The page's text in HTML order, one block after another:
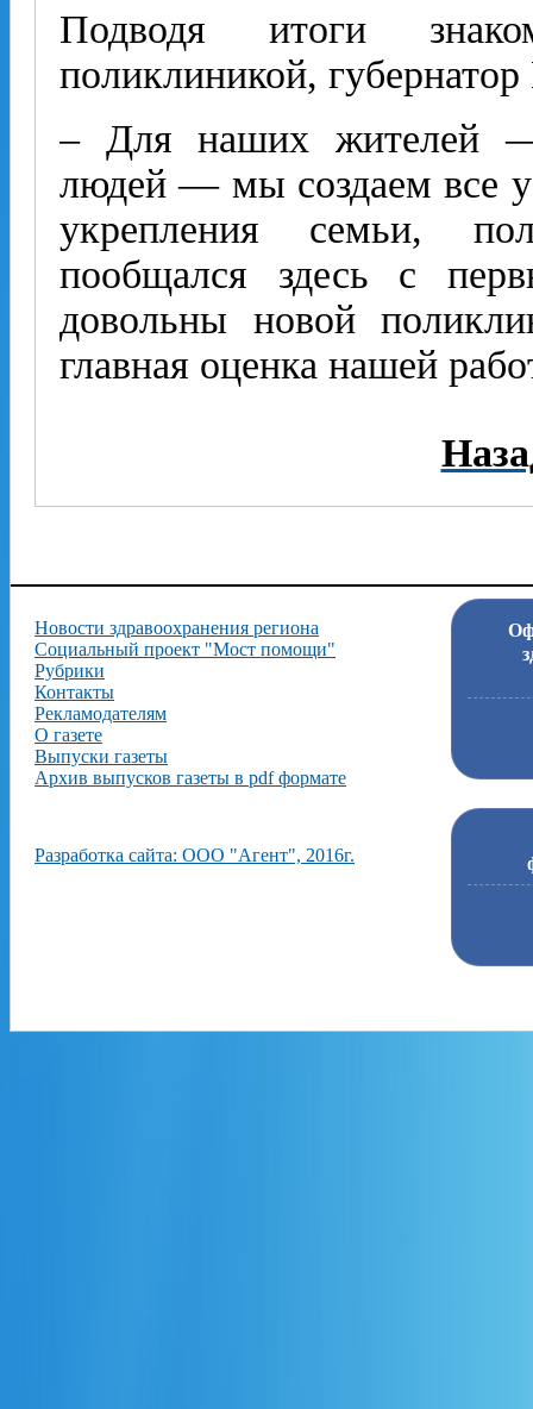
Подводя итоги
поликлиникой,
– Для наших жителей
людей — мы создаем все
укрепления семьи,
пообщался здесь с
довольны новой
главная оценка нашей
Новости здравоохранения региона
Социальный проект "Мост помощи"
Рубрики
Контакты
Рекламодателям
О газете
Выпуски газеты
Архив выпусков газеты в pdf формате
Разработка сайта: ООО "Агент", 2016г.